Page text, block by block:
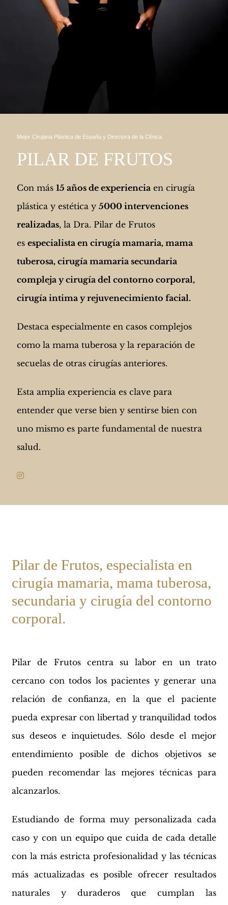
Mejor Cirujana Plástica de España y Directora de la Clínica
PILAR DE FRUTOS
Con más 15 años de experienciaen cirugía
plástica y estética y 5000 intervenciones
realizadas, la Dra. Pilar de Frutos
es especialista en cirugía mamaria, mama
tuberosa, cirugía mamaria secundaria
compleja y cirugía del contorno corporal,
cirugía intima y rejuvenecimiento facial.
Destaca especialmente en casos complejos
como la mama tuberosa y la reparación de
secuelas de otras cirugías anteriores.
Esta amplia experiencia es clave para
entender que verse bien y sentirse bien con
uno mismo es parte fundamental de nuestra
salud.
Pilar de Frutos, especialista en
cirugía mamaria, mama tuberosa,
secundaria y cirugía del contorno
corporal.
Pilar de Frutos centra su labor en un trato
cercano con todos los pacientes y generar una
relación de confianza, en la que el paciente
pueda expresar con libertad y tranquilidad todos
sus deseos e inquietudes. Sólo desde el mejor
entendimiento posible de dichos objetivos se
pueden recomendar las mejores técnicas para
alcanzarlos.
Estudiando de forma muy personalizada cada
caso y con un equipo que cuida de cada detalle
con la más estricta profesionalidad y las técnicas
más actualizadas es posible ofrecer resultados
naturales y duraderos que cumplan las